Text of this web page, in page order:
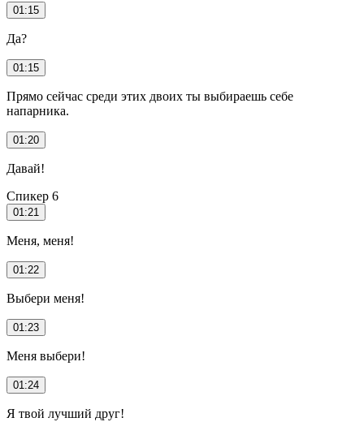
01:15
Да?
01:15
Прямо сейчас среди этих двоих ты выбираешь себе
напарника.
01:20
Давай!
Спикер 6
01:21
Меня, меня!
01:22
Выбери меня!
01:23
Меня выбери!
01:24
Я твой лучший друг!